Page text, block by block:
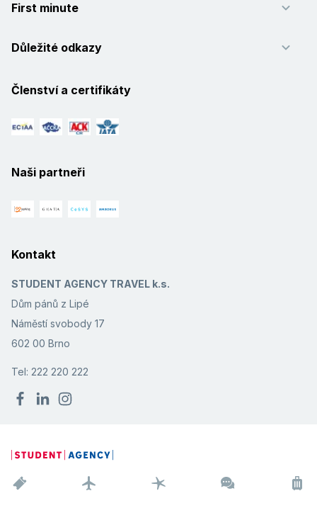
First minute
Důležité odkazy
Členství a certifikáty
Naši partneři
Kontakt
STUDENT AGENCY TRAVEL k.s.
Dům pánů z Lipé
Náměstí svobody 17
602 00 Brno
Tel: 222 220 222